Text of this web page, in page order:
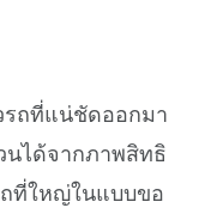
ถที่แน่ชัดออกมา
นได้จากภาพสิทธิ
ที่ใหญ่ในแบบขอ